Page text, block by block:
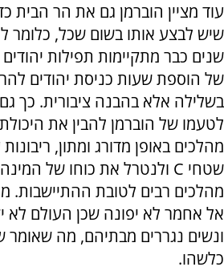
עוד מציין הוברמן גם את הר הבית
שיש לבצע אותו בשום שכל, כלומר
שנים כבר מתקיימות תפילות
של הוספת שעות כניסת יהודים
בשלילה אלא בהבנה ציבורית. כך
לטעמו של הוברמן להבין את
מהלכים באופן מדורג ומתון,
שטחי C ולנטרל את כוחו של
מהלכים רבים לטובת ההתיישבות.
אל אחמר לא יפונה שכן העולם לא
ונשים נגררים מבתיהם, מה שאומר
כלשהו.